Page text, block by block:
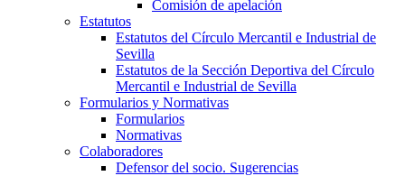
Comisión de apelación
Estatutos
Estatutos del Círculo Mercantil e Industrial de
Sevilla
Estatutos de la Sección Deportiva del Círculo
Mercantil e Industrial de Sevilla
Formularios y Normativas
Formularios
Normativas
Colaboradores
Defensor del socio. Sugerencias